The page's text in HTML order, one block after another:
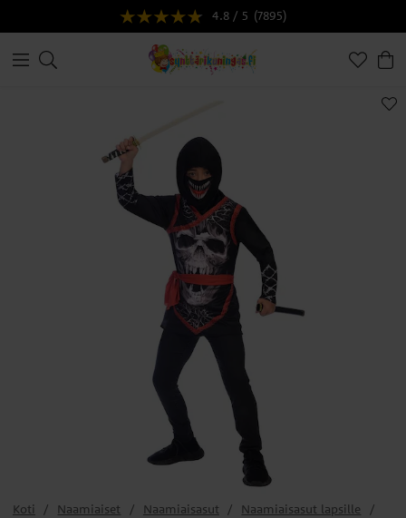
4.8 / 5 (7895)
Koti Naamiaiset Naamiaisasut
Naamiaisasut lapsille